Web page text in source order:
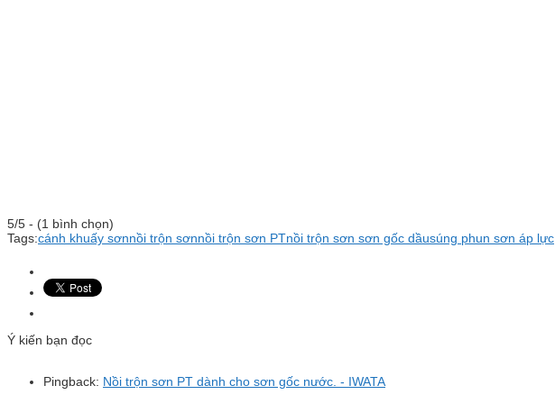
5/5 - (1 bình chọn)
Tags:cánh khuấy sơnnồi trộn sơnnồi trộn sơn PTnồi trộn sơn sơn gốc dầusúng phun sơn áp lực
Ý kiến bạn đọc
Pingback: Nồi trộn sơn PT dành cho sơn gốc nước. - IWATA